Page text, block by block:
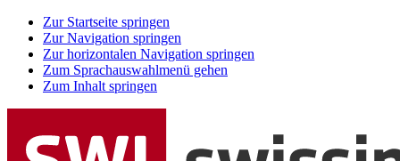
Zur Startseite springen
Zur Navigation springen
Zur horizontalen Navigation springen
Zum Sprachauswahlmenü gehen
Zum Inhalt springen